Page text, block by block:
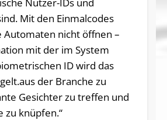
Mit den Einmalcodes
Automaten nicht öffnen –
mit der im System
ID wird das
der Branche zu
Gesichter zu treffen und
zu knüpfen.“